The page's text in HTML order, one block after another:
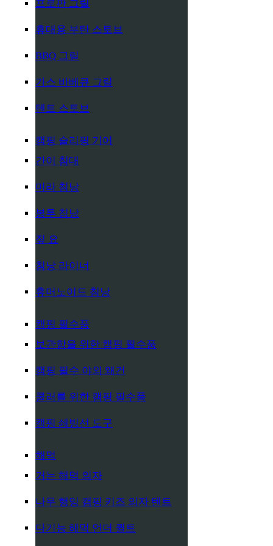
프로판 그릴
휴대용 부탄 스토브
BBQ 그릴
가스 바베큐 그릴
텐트 스토브
캠핑 슬리핑 기어
간이 침대
미라 침낭
봉투 침낭
짚 요
침낭 라이너
휴머노이드 침낭
캠핑 필수품
보관함을 위한 캠핑 필수품
캠핑 필수 야외 왜건
쿨러를 위한 캠핑 필수품
캠핑 쇄빙선 도구
해먹
거는 해먹 의자
나무 행잉 캠핑 키즈 의자 텐트
다기능 해먹 언더 퀼트